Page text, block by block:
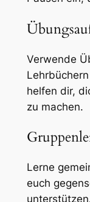
Verwende
helfen dir,
zu machen.
Lerne
euch